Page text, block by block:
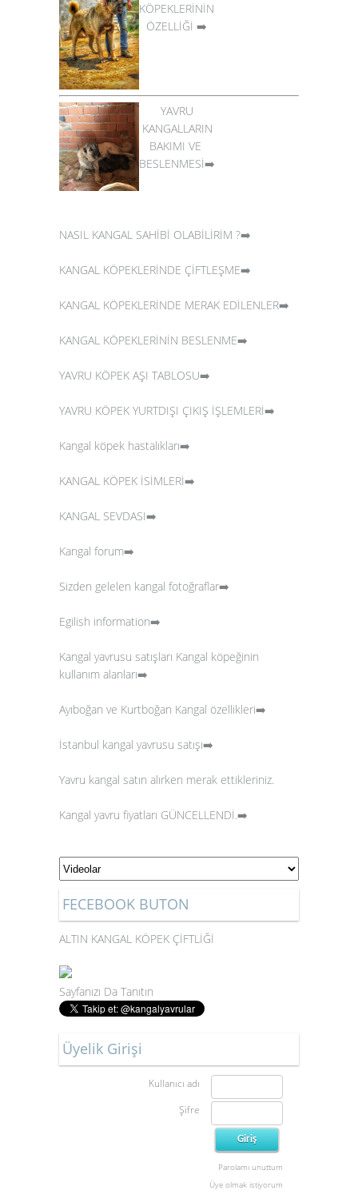
KÖPEKLERİNİN
ÖZELLİĞİ ➡️
YAVRU
KANGALLARIN
BAKIMI VE
BESLENMESİ➡️
NASIL KANGAL SAHİBİ OLABİLİRİM ?➡️
KANGAL KÖPEKLERİNDE ÇİFTLEŞME➡️
KANGAL KÖPEKLERİNDE MERAK EDİLENLER➡️
KANGAL KÖPEKLERİNİN BESLENME➡️
YAVRU KÖPEK AŞI TABLOSU➡️
YAVRU KÖPEK YURTDIŞI ÇIKIŞ İŞLEMLERİ➡️
Kangal köpek hastalıkları➡️
KANGAL KÖPEK İSİMLERİ➡️
KANGAL SEVDASI➡️
Kangal forum➡️
Sizden gelelen kangal fotoğraflar➡️
Egilish information➡️
Kangal yavrusu satışları Kangal köpeğinin
kullanım alanları➡️
Ayıboğan ve Kurtboğan Kangal özellikleri➡️
İstanbul kangal yavrusu satışı➡️
Yavru kangal satın alırken merak ettikleriniz.
Kangal yavru fiyatları GÜNCELLENDİ.➡️
FECEBOOK BUTON
ALTIN KANGAL KÖPEK ÇİFTLİĞİ
Sayfanızı Da Tanıtın
Üyelik Girişi
Kullanıcı adı
Şifre
Parolamı unuttum
Üye olmak istiyorum